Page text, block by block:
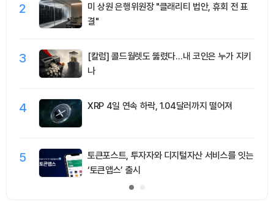
2
미 상원 은행위원장 "클래리티 법안, 휴회 전 표
결"
3
[칼럼] 콜드월렛도 뚫렸다…내 코인은 누가 지키
나
4 XRP 4일 연속 하락, 1.04달러까지 떨어져
5
토큰포스트, 투자자와 디지털자산 서비스를 잇는
‘토큰앱스’ 출시